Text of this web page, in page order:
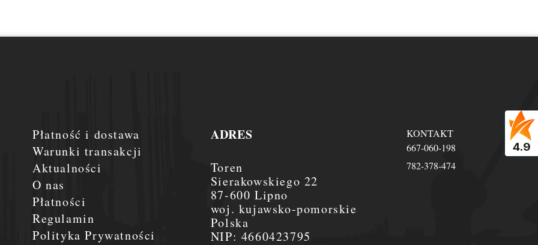
4.9
Płatność i dostawa
Warunki transakcji
Aktualności
O nas
Płatności
Regulamin
Polityka Prywatności
ADRES
Toren
Sierakowskiego 22
87-600 Lipno
woj. kujawsko-pomorskie
Polska
NIP: 4660423795
KONTAKT
667-060-198
782-378-474